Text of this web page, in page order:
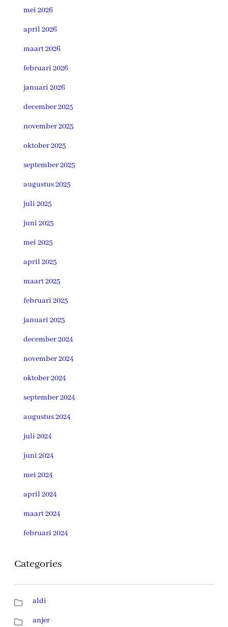
mei 2026
april 2026
maart 2026
februari 2026
januari 2026
december 2025
november 2025
oktober 2025
september 2025
augustus 2025
juli 2025
juni 2025
mei 2025
april 2025
maart 2025
februari 2025
januari 2025
december 2024
november 2024
oktober 2024
september 2024
augustus 2024
juli 2024
juni 2024
mei 2024
april 2024
maart 2024
februari 2024
Categories
aldi
anjer